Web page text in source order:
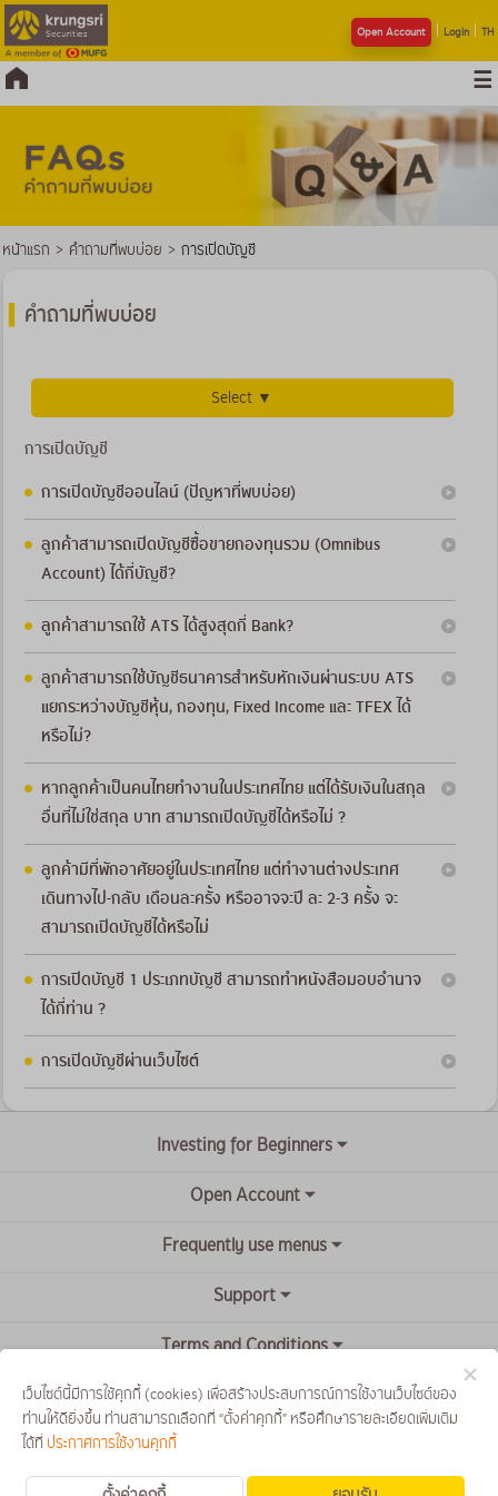
Open Account Login TH
หน้าแรก > คำถามที่พบบ่อย > การเปิดบัญชี
คำถามที่พบบ่อย
Select ▼
การเปิดบัญชี
การเปิดบัญชีออนไลน์ (ปัญหาที่พบบ่อย)
ลูกค้าสามารถเปิดบัญชีซื้อขายกองทุนรวม (Omnibus
Account) ได้กี่บัญชี?
ลูกค้าสามารถใช้ ATS ได้สูงสุดกี่ Bank?
ลูกค้าสามารถใช้บัญชีธนาคารสำหรับหักเงินผ่านระบบ ATS
แยกระหว่างบัญชีหุ้น, กองทุน, Fixed Income และ TFEX ได้
หรือไม่?
หากลูกค้าเป็นคนไทยทำงานในประเทศไทย แต่ได้รับเงินในสกุล
อื่นที่ไม่ใช่สกุล บาท สามารถเปิดบัญชีได้หรือไม่ ?
ลูกค้ามีที่พักอาศัยอยู่ในประเทศไทย แต่ทำงานต่างประเทศ
เดินทางไป-กลับ เดือนละครั้ง หรืออาจจะปี ละ 2-3 ครั้ง จะ
สามารถเปิดบัญชีได้หรือไม่
การเปิดบัญชี 1 ประเภทบัญชี สามารถทำหนังสือมอบอำนาจ
ได้กี่ท่าน ?
การเปิดบัญชีผ่านเว็บไซต์
Investing for Beginners
Open Account
Frequently use menus
Support
Terms and Conditions
เว็บไซต์นี้มีการใช้คุกกี้ (cookies) เพื่อสร้างประสบการณ์การใช้งานเว็บไซต์ของ
ท่านให้ดียิ่งขึ้น ท่านสามารถเลือกที่ “ตั้งค่าคุกกี้” หรือศึกษารายละเอียดเพิ่มเติม
ได้ที่ ประกาศการใช้งานคุกกี้